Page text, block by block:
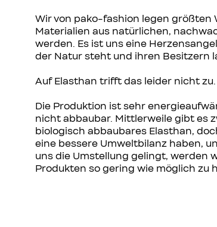
Wir von pako-fashion legen größten
Materialien aus natürlichen,
werden. Es ist uns eine
der Natur steht und ihren Besitzern
Auf Elasthan trifft das leider nicht zu.
Die Produktion ist sehr
nicht abbaubar. Mittlerweile gibt es
biologisch abbaubares Elasthan,
eine bessere Umweltbilanz haben,
uns die Umstellung gelingt, werden
Produkten so gering wie möglich zu